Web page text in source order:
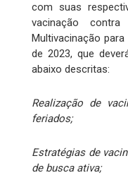
com suas
vacinação
Multivacinação
de 2023, que
abaixo descritas:
Realização de
feriados;
Estratégias de
de busca ativa;